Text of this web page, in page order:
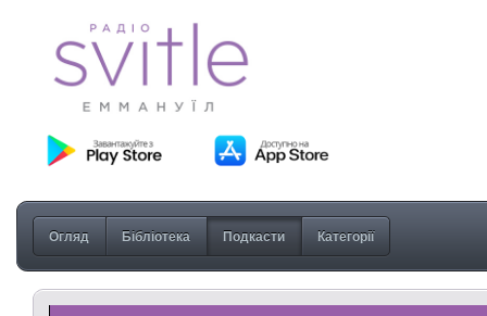
Огляд Бібліотека Подкасти Категорії